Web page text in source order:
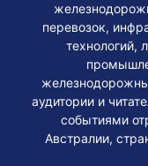
перевозок,
технологий,
аудитории и
событиями
Австралии,